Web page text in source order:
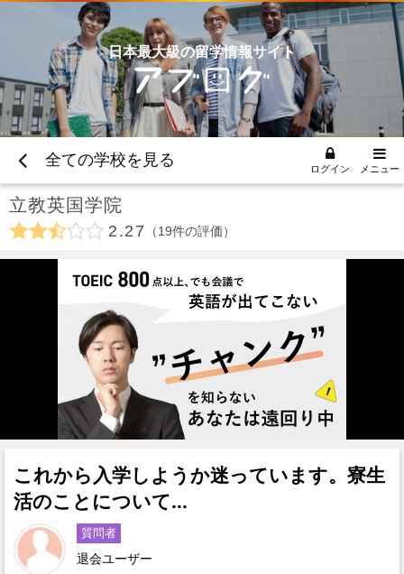
日本最大級の留学情報サイト
全ての学校を見る ログイン メニュー
立教英国学院
2.27 19件の評価
これから入学しようか迷っています。寮生
活のことについて...
質問者
退会ユーザー